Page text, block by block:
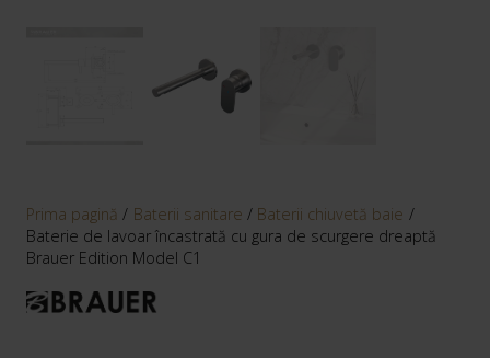
Prima pagină / Baterii sanitare / Baterii chiuvetă baie /
Baterie de lavoar încastrată cu gura de scurgere dreaptă
Brauer Edition Model C1